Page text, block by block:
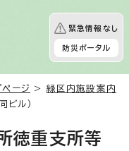
緊急情報なし
防災ポータル
ージ > 緑区内施設案内
ル）
徳重支所等